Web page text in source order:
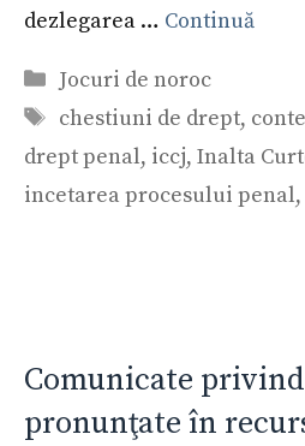
dezlegarea … Continuă
Categorii
Jocuri de noroc
Etichete
chestiuni de drept,
drept penal, iccj, Inalta
incetarea procesului penal,
Comunicate
pronunţate în